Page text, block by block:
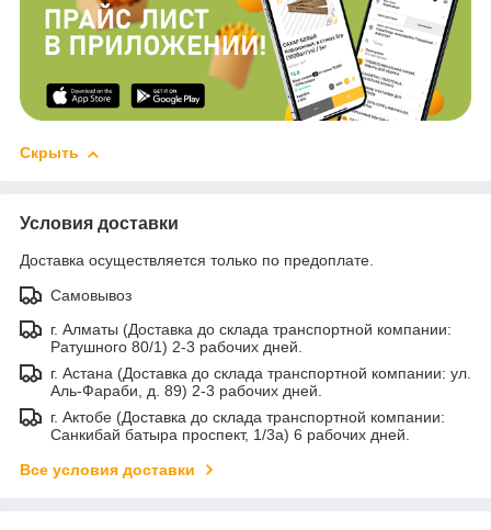
Скрыть
Условия доставки
Доставка осуществляется только по предоплате.
Самовывоз
г. Алматы (Доставка до склада транспортной компании:
Ратушного 80/1) 2-3 рабочих дней.
г. Астана (Доставка до склада транспортной компании: ул.
Аль-Фараби, д. 89) 2-3 рабочих дней.
г. Актобе (Доставка до склада транспортной компании:
Санкибай батыра проспект, 1/3а) 6 рабочих дней.
Все условия доставки